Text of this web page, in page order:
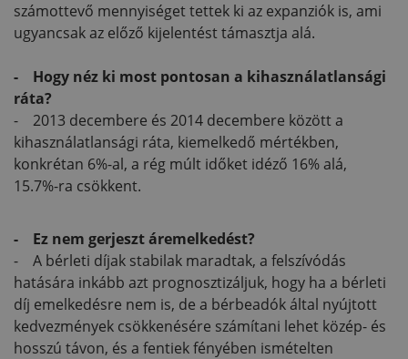
számottevő mennyiséget tettek ki az expanziók is, ami
ugyancsak az előző kijelentést támasztja alá.
- Hogy néz ki most pontosan a kihasználatlansági
ráta?
- 2013 decembere és 2014 decembere között a
kihasználatlansági ráta, kiemelkedő mértékben,
konkrétan 6%-al, a rég múlt időket idéző 16% alá,
15.7%-ra csökkent.
- Ez nem gerjeszt áremelkedést?
- A bérleti díjak stabilak maradtak, a felszívódás
hatására inkább azt prognosztizáljuk, hogy ha a bérleti
díj emelkedésre nem is, de a bérbeadók által nyújtott
kedvezmények csökkenésére számítani lehet közép- és
hosszú távon, és a fentiek fényében ismételten